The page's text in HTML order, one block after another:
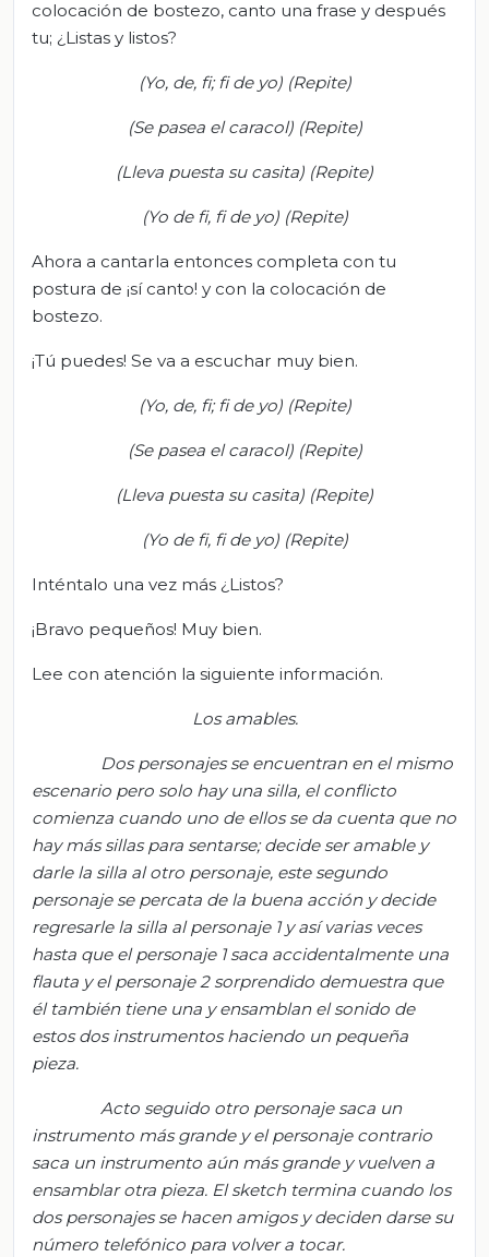
colocación de bostezo, canto una frase y después
tu; ¿Listas y listos?
(Yo, de, fi; fi de yo) (Repite)
(Se pasea el caracol) (Repite)
(Lleva puesta su casita) (Repite)
(Yo de fi, fi de yo) (Repite)
Ahora a cantarla entonces completa con tu
postura de ¡sí canto! y con la colocación de
bostezo.
¡Tú puedes! Se va a escuchar muy bien.
(Yo, de, fi; fi de yo) (Repite)
(Se pasea el caracol) (Repite)
(Lleva puesta su casita) (Repite)
(Yo de fi, fi de yo) (Repite)
Inténtalo una vez más ¿Listos?
¡Bravo pequeños! Muy bien.
Lee con atención la siguiente información.
Los amables.
Dos personajes se encuentran en el mismo
escenario pero solo hay una silla, el conflicto
comienza cuando uno de ellos se da cuenta que no
hay más sillas para sentarse; decide ser amable y
darle la silla al otro personaje, este segundo
personaje se percata de la buena acción y decide
regresarle la silla al personaje 1 y así varias veces
hasta que el personaje 1 saca accidentalmente una
flauta y el personaje 2 sorprendido demuestra que
él también tiene una y ensamblan el sonido de
estos dos instrumentos haciendo un pequeña
pieza.
Acto seguido otro personaje saca un
instrumento más grande y el personaje contrario
saca un instrumento aún más grande y vuelven a
ensamblar otra pieza. El sketch termina cuando los
dos personajes se hacen amigos y deciden darse su
número telefónico para volver a tocar.